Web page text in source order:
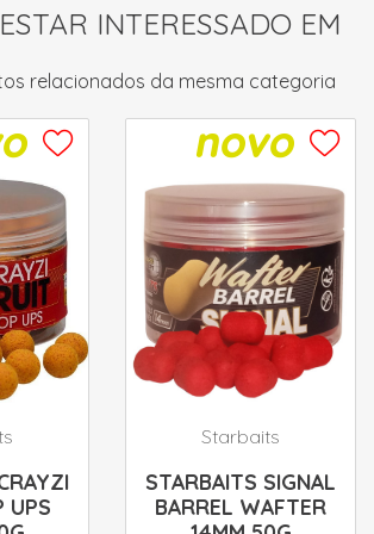
INTERESSADO EM
relacionados da mesma categoria
UPS
Starbaits
STARBAITS SIGNAL
BARREL WAFTER